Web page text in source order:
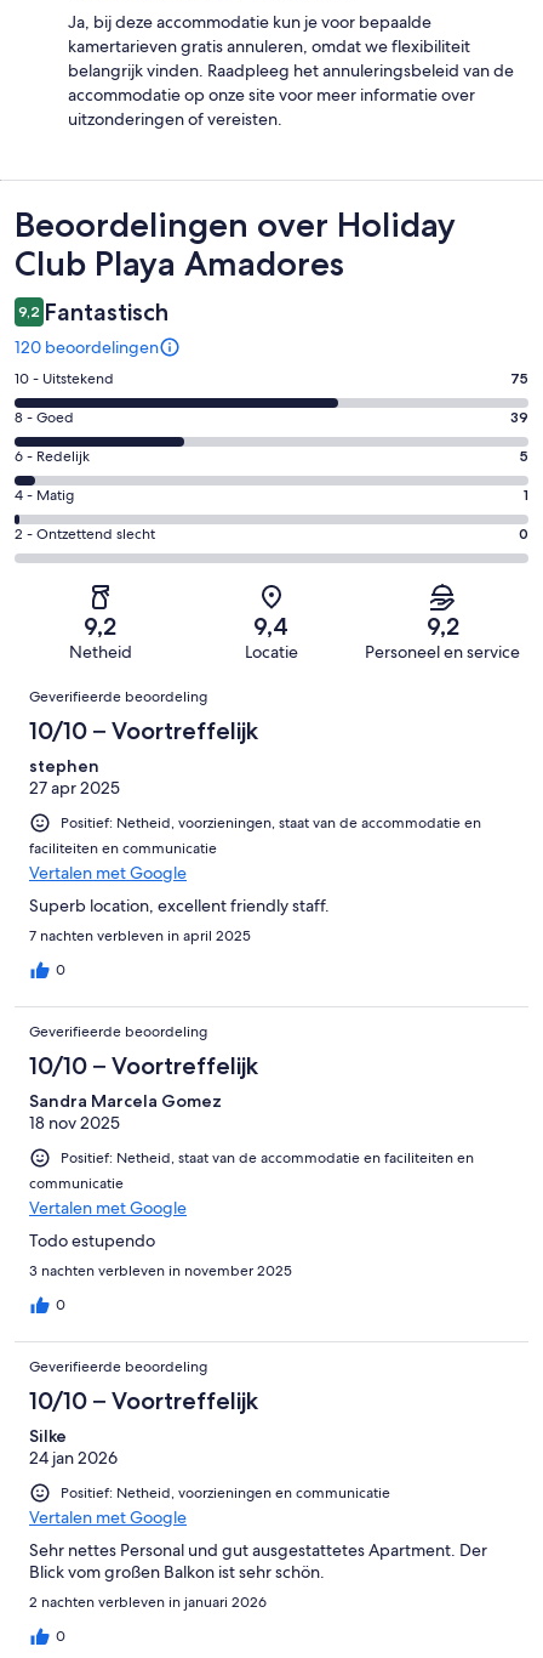
Ja, bij deze accommodatie kun je voor bepaalde
kamertarieven gratis annuleren, omdat we flexibiliteit
belangrijk vinden. Raadpleeg het annuleringsbeleid van de
accommodatie op onze site voor meer informatie over
uitzonderingen of vereisten.
Beoordelingen
Beoordelingen over Holiday
Club Playa Amadores
9,2 Fantastisch
120 beoordelingen
Gastenscore:
10
-
Uitstekend.
75
van
120
beoordelingen
10 - Uitstekend 75
Gastenscore:
8
-
Goed.
39
van
120
beoordelingen
8 - Goed 39
Gastenscore:
6
-
Redelijk.
5
beoordelingen
6 - Redelijk 5
Gastenscore:
4
-
4 - Matig 1
Gastenscore:
2
Ontzettend
van
beoordelingen
2 - Ontzettend slecht 0
9,2
Netheid
9,4
Locatie
9,2
Personeel en service
Beoordelingen
Geverifieerde beoordeling
10/10 – Voortreffelijk
stephen
27 apr 2025
Positief: Netheid, voorzieningen, staat van de accommodatie en
faciliteiten en communicatie
Vertalen met Google
Superb location, excellent friendly staff.
7 nachten verbleven in april 2025
0
Geverifieerde beoordeling
10/10 – Voortreffelijk
Sandra Marcela Gomez
18 nov 2025
Positief: Netheid, staat van de accommodatie en faciliteiten en
communicatie
Vertalen met Google
Todo estupendo
3 nachten verbleven in november 2025
0
Geverifieerde beoordeling
10/10 – Voortreffelijk
Silke
24 jan 2026
Positief: Netheid, voorzieningen en communicatie
Vertalen met Google
Sehr nettes Personal und gut ausgestattetes Apartment. Der
Blick vom großen Balkon ist sehr schön.
2 nachten verbleven in januari 2026
0